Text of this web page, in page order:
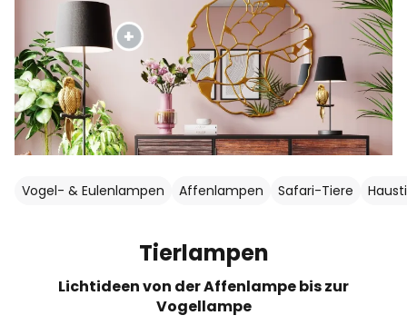
Vogel- & Eulenlampen Affenlampen Safari-Tiere
Tierlampen
Lichtideen von der Affenlampe bis zur
Vogellampe